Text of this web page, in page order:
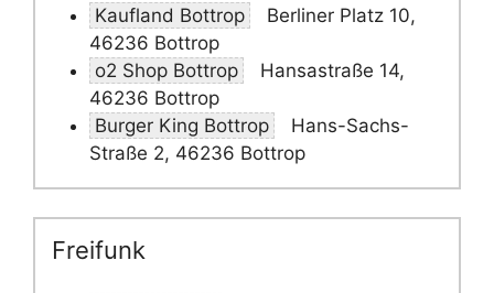
Kaufland Bottrop
Berliner Platz 10,
46236 Bottrop
o2 Shop Bottrop
Hansastraße 14,
46236 Bottrop
Burger King Bottrop
Hans-Sachs-
Straße 2, 46236 Bottrop
Freifunk